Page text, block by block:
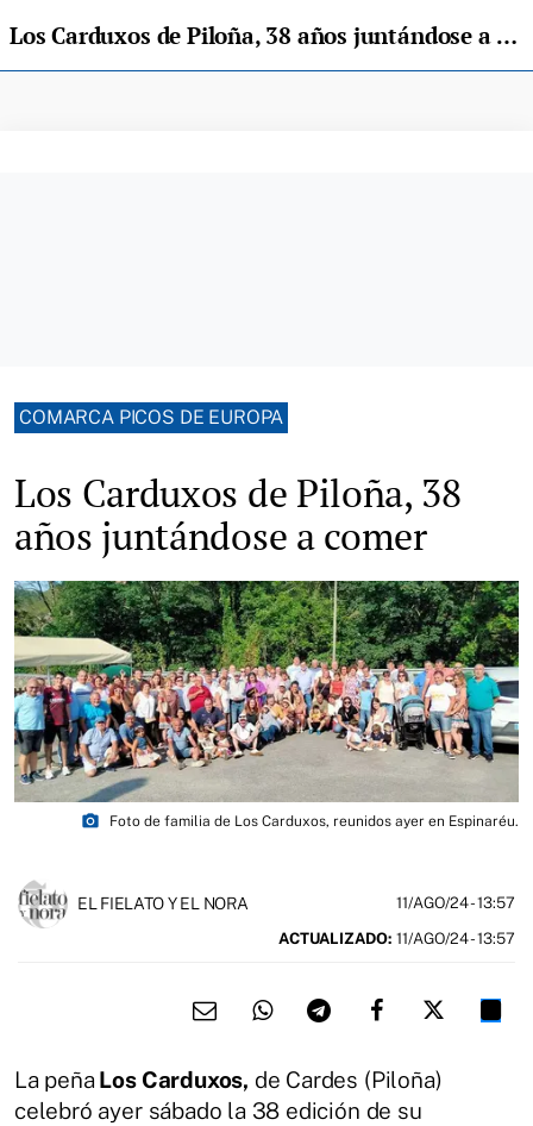
Los Carduxos de Piloña, 38 años juntándose a comer
COMARCA PICOS DE EUROPA
Los Carduxos de Piloña, 38
años juntándose a comer
photo_camera Foto de familia de Los Carduxos, reunidos ayer en Espinaréu.
EL FIELATO Y EL NORA 11/AGO/24- 13:57
ACTUALIZADO: 11/AGO/24 - 13:57
La peña Los Carduxos, de Cardes (Piloña)
celebró ayer sábado la 38 edición de su